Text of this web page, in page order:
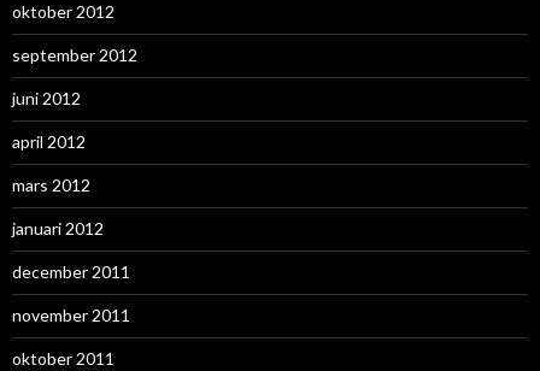
oktober 2012
september 2012
juni 2012
april 2012
mars 2012
januari 2012
december 2011
november 2011
oktober 2011